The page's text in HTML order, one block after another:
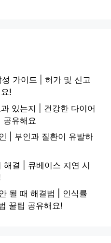
가이드 | 허가 및 신고
!
있는지 | 건강한 다이어
공유해요
| 부인과 질환이 유발하
결 | 큐베이스 지연 시
될 때 해결법 | 인식률
꿀팁 공유해요!